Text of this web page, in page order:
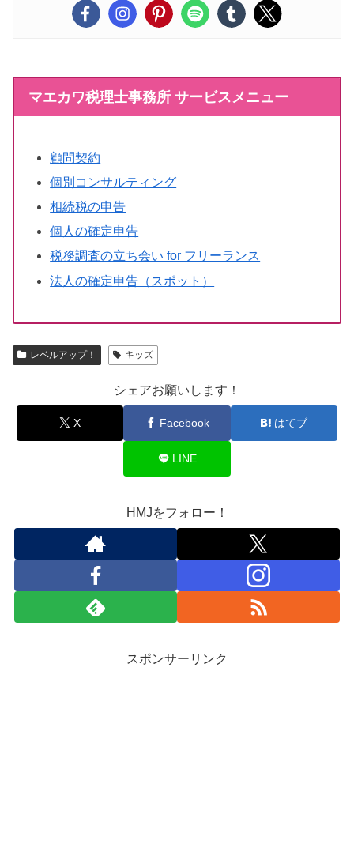
マエカワ税理士事務所 サービスメニュー
顧問契約
個別コンサルティング
相続税の申告
個人の確定申告
税務調査の立ち会い for フリーランス
法人の確定申告（スポット）
レベルアップ！ キッズ
シェアお願いします！
X Facebook はてブ
LINE
HMJをフォロー！
スポンサーリンク